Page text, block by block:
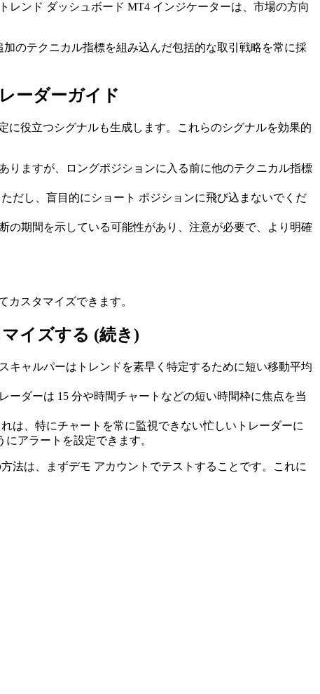
レンド ダッシュボード MT4 インジケーターは、市場の方向
のテクニカル指標を組み込んだ包括的な取引戦略を常に採
ーダーガイド
に役立つシグナルも生成します。これらのシグナルを効果的
りますが、ロングポジションに入る前に他のテクニカル指標
だし、盲目的にショート ポジションに飛び込まないでくだ
の期間を示している可能性があり、注意が必要で、より明確
カスタマイズできます。
イズする (続き)
キャルパーはトレンドを素早く特定するために短い移動平均
ーダーは 15 分や時間チャートなどの短い時間枠に焦点を当
は、特にチャートを常に監視できない忙しいトレーダーに
アラートを設定できます。
法は、まずデモ アカウントでテストすることです。これに